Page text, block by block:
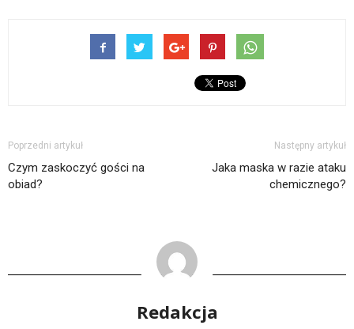
Poprzedni artykuł
Czym zaskoczyć gości na
obiad?
Następny artykuł
Jaka maska w razie ataku
chemicznego?
Redakcja